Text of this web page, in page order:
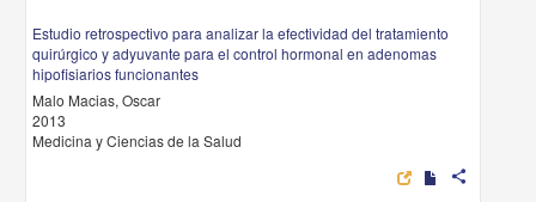
Estudio retrospectivo para analizar la efectividad del tratamiento
quirúrgico y adyuvante para el control hormonal en adenomas
hipofisiarios funcionantes
Malo Macias, Oscar
2013
Medicina y Ciencias de la Salud
share